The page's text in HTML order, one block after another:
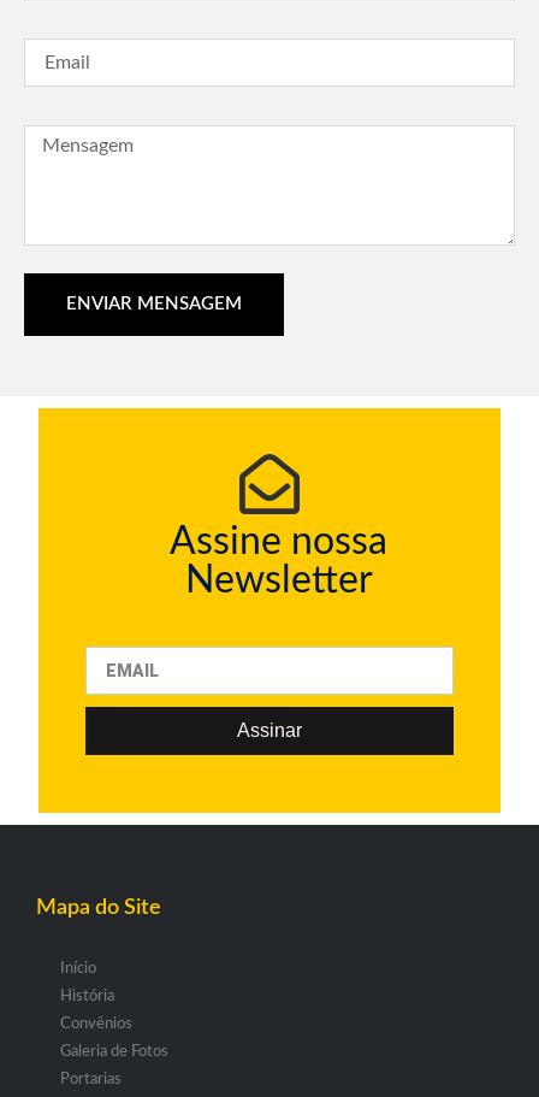
ENVIAR MENSAGEM
Assine nossa
Newsletter
Assinar
Mapa do Site
Início
História
Convênios
Galeria de Fotos
Portarias